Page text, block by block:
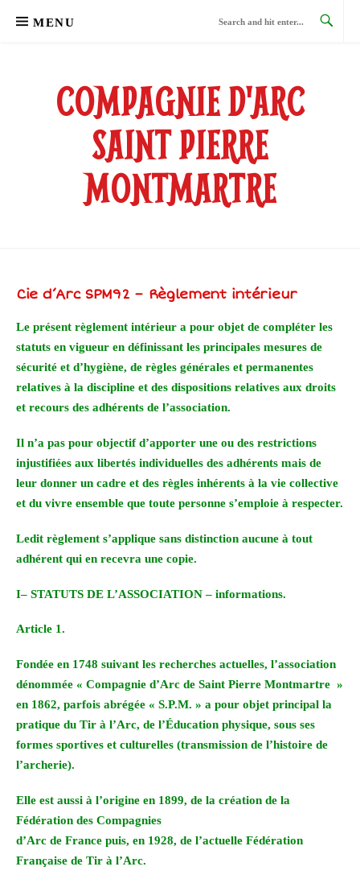
MENU
COMPAGNIE D'ARC
SAINT PIERRE
MONTMARTRE
Cie d’Arc SPM92 – Règlement intérieur
Le présent règlement intérieur a pour objet de compléter les
statuts en vigueur en définissant les principales mesures de
sécurité et d’hygiène, de règles générales et permanentes
relatives à la discipline et des dispositions relatives aux droits
et recours des adhérents de l’association.
Il n’a pas pour objectif d’apporter une ou des restrictions
injustifiées aux libertés individuelles des adhérents mais de
leur donner un cadre et des règles inhérents à la vie collective
et du vivre ensemble que toute personne s’emploie à respecter.
Ledit règlement s’applique sans distinction aucune à tout
adhérent qui en recevra une copie.
I– STATUTS DE L’ASSOCIATION – informations.
Article 1.
Fondée en 1748 suivant les recherches actuelles, l’association
dénommée « Compagnie d’Arc de Saint Pierre Montmartre »
en 1862, parfois abrégée « S.P.M. » a pour objet principal la
pratique du Tir à l’Arc, de l’Éducation physique, sous ses
formes sportives et culturelles (transmission de l’histoire de
l’archerie).
Elle est aussi à l’origine en 1899, de la création de la
Fédération des Compagnies
d’Arc de France puis, en 1928, de l’actuelle Fédération
Française de Tir à l’Arc.